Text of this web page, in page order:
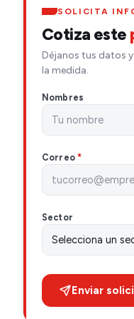
SOLICITA
Cotiza este
Déjanos tus datos
la medida.
Nombres
Correo *
Sector
Enviar